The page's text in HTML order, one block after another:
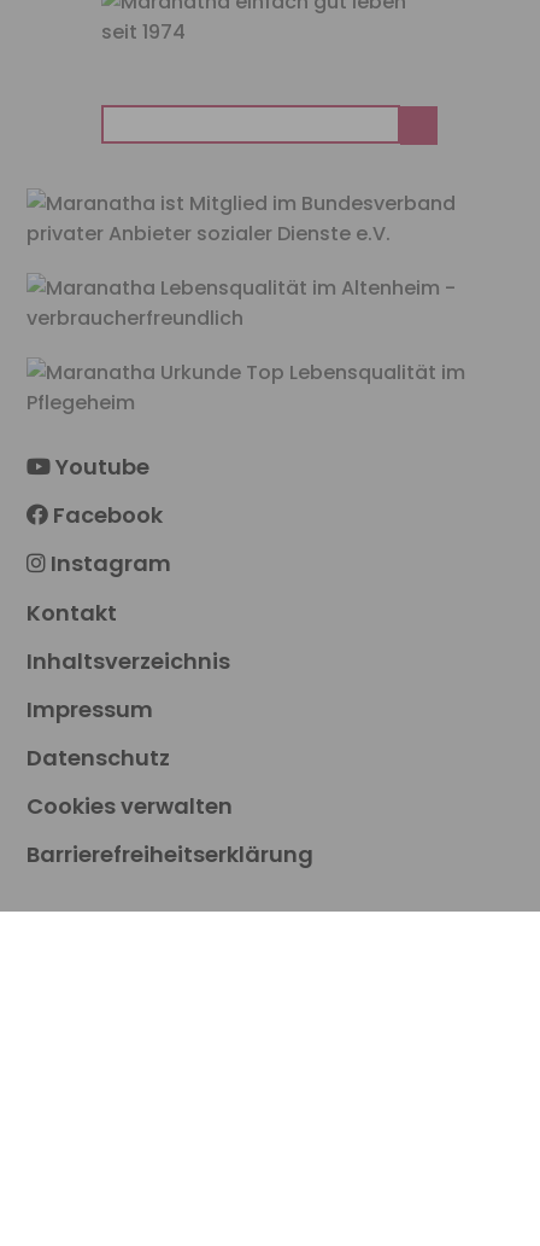
nach:
Youtube
Facebook
Instagram
Kontakt
Inhaltsverzeichnis
Impressum
Datenschutz
Cookies verwalten
Barrierefreiheitserklärung